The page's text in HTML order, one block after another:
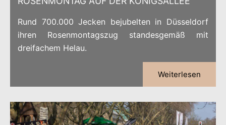
Rund 700.000 Jecken bejubelten in Düsseldorf
ihren Rosenmontagszug standesgemäß mit
dreifachem Helau.
Weiterlesen